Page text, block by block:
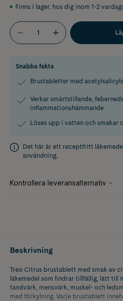
Finns i lager, hos dig inom 1-2
Snabba fakta
Brustabletter med
Verkar smärtstillande,
inflammationshämmande
Löses upp i vatten och smakar
Det här är ett receptfritt
användning.
Beskrivning
Treo Citrus brustablett med smak av
läkemedel som lindrar tillfällig, lätt till
tandvärk, mensvärk, muskel- och
med förkylning. Varje brustablett